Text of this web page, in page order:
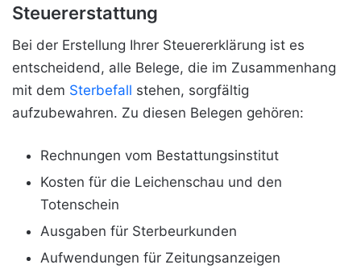
Steuererstattung
Bei der Erstellung Ihrer Steuererklärung ist es
entscheidend, alle Belege, die im Zusammenhang
mit dem Sterbefall stehen, sorgfältig
aufzubewahren. Zu diesen Belegen gehören:
Rechnungen vom Bestattungsinstitut
Kosten für die Leichenschau und den
Totenschein
Ausgaben für Sterbeurkunden
Aufwendungen für Zeitungsanzeigen